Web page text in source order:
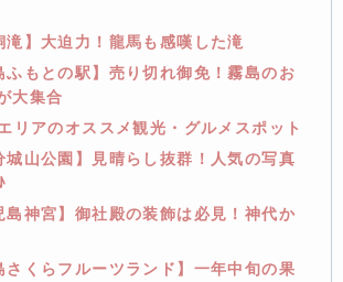
】大迫力！龍馬も感嘆した滝
もとの駅】売り切れ御免！霧島のお
大集合
リアのオススメ観光・グルメスポット
山公園】見晴らし抜群！人気の写真
神宮】御社殿の装飾は必見！神代か
くらフルーツランド】一年中旬の果